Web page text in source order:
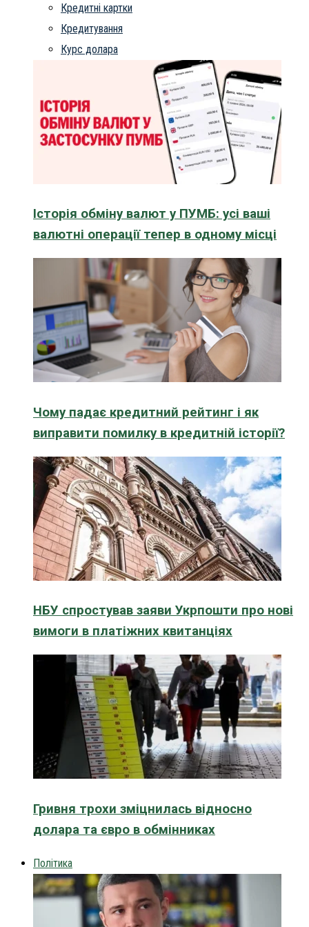
Кредитні картки
Кредитування
Курс долара
Історія обміну валют у ПУМБ: усі ваші
валютні операції тепер в одному місці
Чому падає кредитний рейтинг і як
виправити помилку в кредитній історії?
НБУ спростував заяви Укрпошти про нові
вимоги в платіжних квитанціях
Гривня трохи зміцнилась відносно
долара та євро в обмінниках
Політика